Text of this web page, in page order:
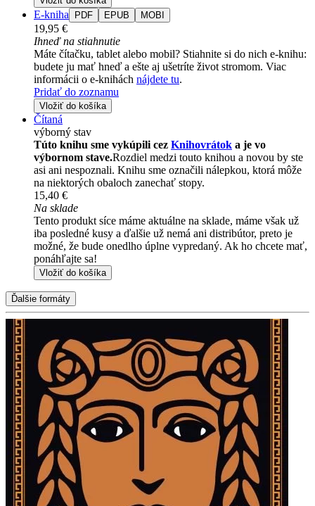
E-kniha PDF EPUB MOBI
19,95 €
Ihneď na stiahnutie
Máte čítačku, tablet alebo mobil? Stiahnite si do nich e-knihu:
budete ju mať hneď a ešte aj ušetríte život stromom. Viac
informácii o e-knihách nájdete tu.
Pridať do zoznamu
Vložiť do košíka
Čítaná
výborný stav
Túto knihu sme vykúpili cez Knihovrátok a je vo
výbornom stave.Rozdiel medzi touto knihou a novou by ste
asi ani nespoznali. Knihu sme označili nálepkou, ktorá môže
na niektorých obaloch zanechať stopy.
15,40 €
Na sklade
Tento produkt síce máme aktuálne na sklade, máme však už
iba posledné kusy a ďalšie už nemá ani distribútor, preto je
možné, že bude onedlho úplne vypredaný. Ak ho chcete mať,
ponáhľajte sa!
Vložiť do košíka
Ďalšie formáty